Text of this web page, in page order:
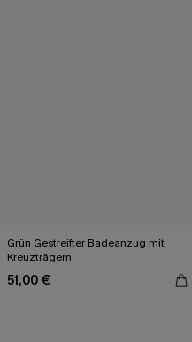
Grün Gestreifter Badeanzug mit
Kreuzträgern
51,00 €